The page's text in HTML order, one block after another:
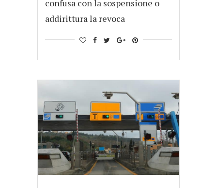
confusa con la sospensione o
addirittura la revoca